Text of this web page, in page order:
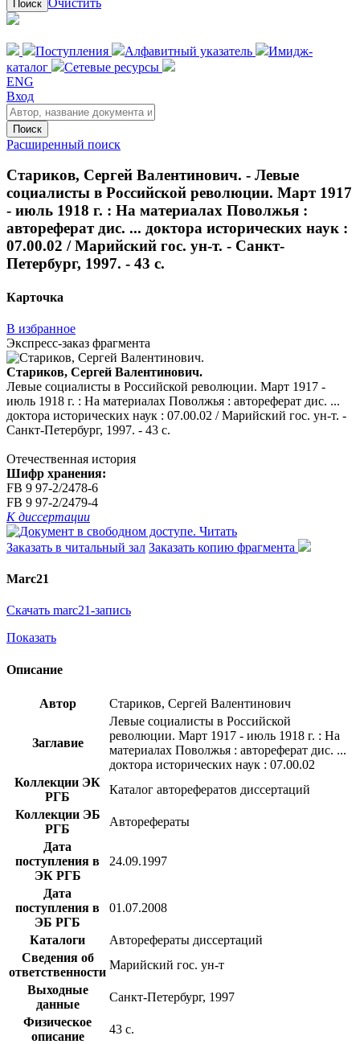
Поиск
Поступления Алфавитный указатель
Имидж-
каталог
Сетевые ресурсы
ENG
Вход
Поиск
Расширенный поиск
Стариков, Сергей Валентинович. - Левые
социалисты в Российской революции. Март 1917
- июль 1918 г. : На материалах Поволжья :
автореферат дис. ... доктора исторических наук :
07.00.02 / Марийский гос. ун-т. - Санкт-
Петербург, 1997. - 43 с.
Карточка
В избранное
Экспресс-заказ фрагмента
Стариков, Сергей Валентинович.
Левые социалисты в Российской революции. Март 1917 -
июль 1918 г. : На материалах Поволжья : автореферат дис. ...
доктора исторических наук : 07.00.02 / Марийский гос. ун-т. -
Санкт-Петербург, 1997. - 43 с.
Отечественная история
Шифр хранения:
FB 9 97-2/2478-6
FB 9 97-2/2479-4
К диссертации
Читать
Заказать в читальный зал Заказать копию фрагмента
Marc21
Скачать marc21-запись
Показать
Описание
Автор Стариков, Сергей Валентинович
Заглавие
Левые социалисты в Российской
революции. Март 1917 - июль 1918 г. : На
материалах Поволжья : автореферат дис. ...
доктора исторических наук : 07.00.02
Коллекции ЭК
РГБ
Каталог авторефератов диссертаций
Коллекции ЭБ
РГБ
Авторефераты
Дата
поступления в
ЭК РГБ
24.09.1997
Дата
поступления в
ЭБ РГБ
01.07.2008
Каталоги
Авторефераты диссертаций
Сведения об
ответственности
Марийский гос. ун-т
Выходные
данные
Санкт-Петербург, 1997
Физическое
описание
43 с.